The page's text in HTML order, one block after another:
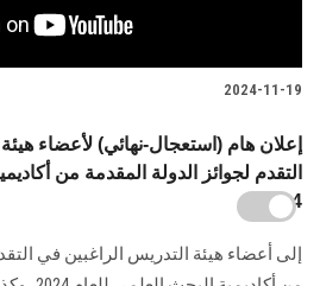
2024-11-19
إعلان هام (استعجال-نهائي) لأعضاء
التقدم لجوائز الدولة المقدمة من
2024
إلى أعضاء هيئة التدريس الراغبين في